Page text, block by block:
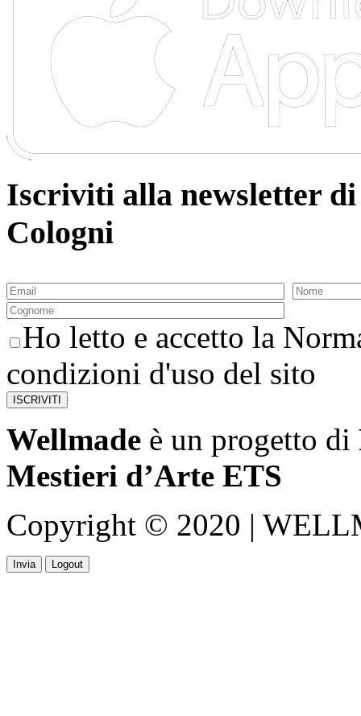
Iscriviti alla newsletter di
Cologni
Ho letto e accetto la
condizioni d'uso del sito
Wellmade è un progetto di
Mestieri d’Arte ETS
Copyright © 2020 |
Invia Logout